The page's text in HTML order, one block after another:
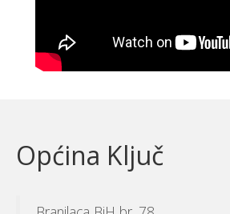
Općina Ključ